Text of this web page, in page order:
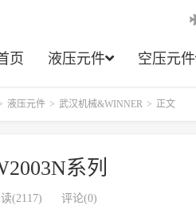
页 液压元件 空压元件
液压元件 > 武汉机械&WINNER > 正文
系列
(2117) 评论(0)